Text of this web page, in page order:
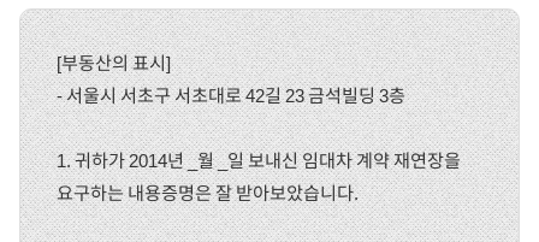
[부동산의 표시]
- 서울시 서초구 서초대로 42길 23 금석빌딩 3층
1. 귀하가 2014년 _월 _일 보내신 임대차 계약 재연장을
요구하는 내용증명은 잘 받아보았습니다.